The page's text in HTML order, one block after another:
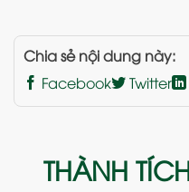
Chia sẻ nội dung này:
Facebook
Twitter
THÀNH